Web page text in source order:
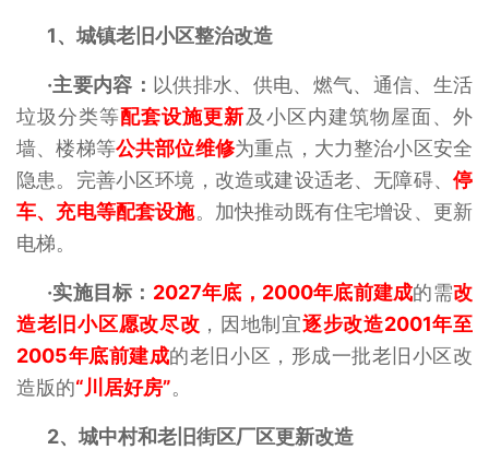
1、 城镇老旧小区整治改造
·主要内容： 以供排水、供电、燃气、通信、生活
垃圾分类等配套设施更新及小区内建筑物屋面、外
墙、楼梯等公共部位维修为重点，大力整治小区安全
隐患。完善小区环境，改造或建设适老、无障碍、 停
车、充电等配套设施。加快推动既有住宅增设、更新
电梯。
·实施目标： 2027年底，2000年底前建成的需改
造老旧小区愿改尽改 ，因地制宜逐步改造2001年至
2005年底前建成的老旧小区，形成一批老旧小区改
造版的“川居好房”。
2、 城中村和老旧街区厂区更新改造